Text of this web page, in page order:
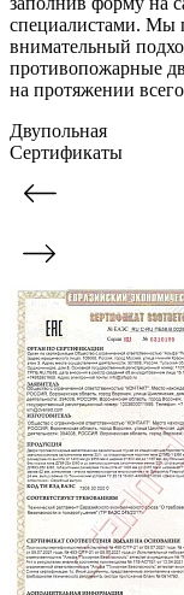
специалистами. Мы
внимательный
противопожарные
на протяжении
Двупольная
Сертификаты